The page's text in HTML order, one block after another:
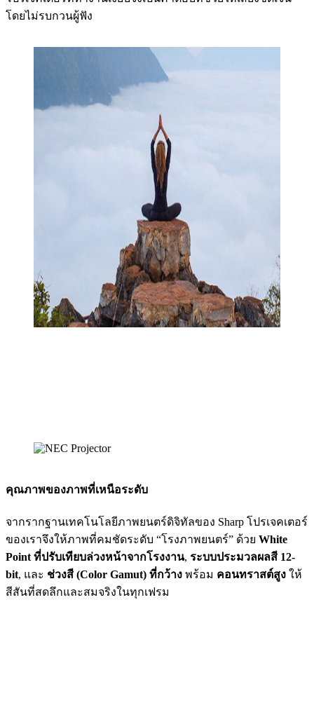
โดยไม่รบกวนผู้ฟัง
คุณภาพของภาพที่เหนือระดับ
จากรากฐานเทคโนโลยีภาพยนตร์ดิจิทัลของ Sharp โปรเจคเตอร์
ของเราจึงให้ภาพที่คมชัดระดับ “โรงภาพยนตร์” ด้วย White
Point ที่ปรับเทียบล่วงหน้าจากโรงงาน, ระบบประมวลผลสี 12-
bit, และ ช่วงสี (Color Gamut) ที่กว้าง พร้อม คอนทราสต์สูง ให้
สีสันที่สดลึกและสมจริงในทุกเฟรม